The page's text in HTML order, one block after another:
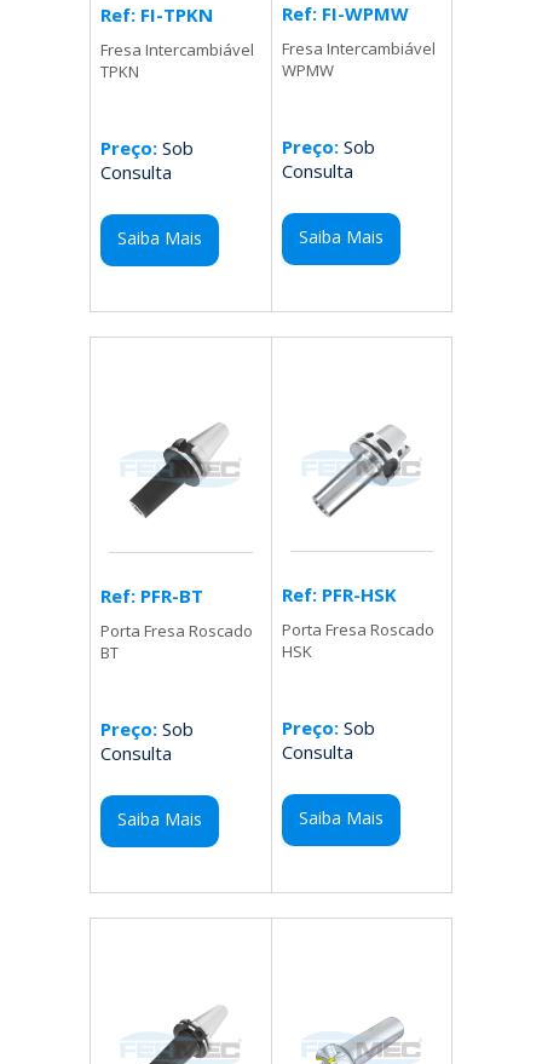
Ref: FI-TPKN
Fresa Intercambiável
TPKN
Preço: Sob
Consulta
Saiba Mais
Ref: FI-WPMW
Fresa Intercambiável
WPMW
Preço:Sob
Consulta
Saiba Mais
Ref: PFR-BT
Porta Fresa Roscado
BT
Preço: Sob
Consulta
Saiba Mais
Ref: PFR-HSK
Porta Fresa Roscado
HSK
Preço:Sob
Consulta
Saiba Mais